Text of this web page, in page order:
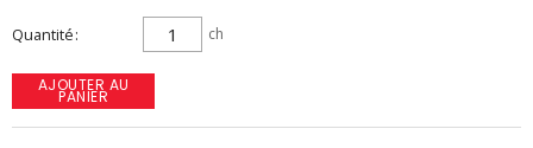
Quantité ch
AJOUTER AU
PANIER